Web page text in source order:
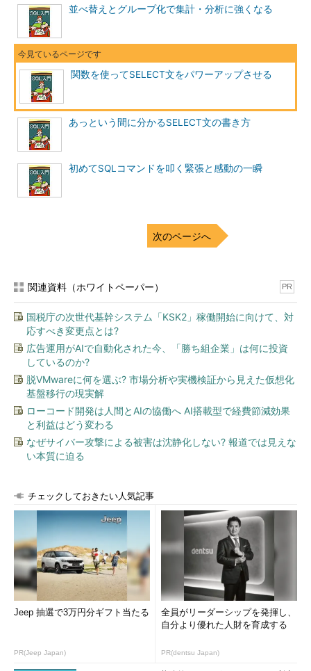
受注件数、といった合計行数を簡単に知ることができます。
次の例では、PRODUCTテーブルに含まれる商品数を調べてい
ます。
Production
商品数
引数として＊（アスタリスク）を指定していますが、これはす
を持つ行を集計から除外します。
Production .Product
-------
256
注：NULL値
NULL値とは認識できないデータ、適用でき
ないデータ、後から追加されるデータなど
を示しています。空の値あるいは0とは違い
ますので、注意が必要です。
AVG関数は、指定された列の平均値を返します。NULL値は無
視され、集計が行われます。
次の例では、ListPriceが0以上の列について、ListPriceの平均
値を求めています。
SELECT AVG ListPrice AS 平均販売単価
FROM
Production.Product
平均販売単価
並べ替えとグループ化で集計・分析に強くなる
関数を使ってSELECT文をパワーアップさせる
あっという間に分かるSELECT文の書き方
初めてSQLコマンドを叩く緊張と感動の一瞬
次のページへ
関連資料（ホワイトペーパー） PR
国税庁の次世代基幹システム「KSK2」稼働開始に向けて、対
応すべき変更点とは?
広告運用がAIで自動化された今、「勝ち組企業」は何に投資
しているのか?
脱VMwareに何を選ぶ? 市場分析や実機検証から見えた仮想化
基盤移行の現実解
ローコード開発は人間とAIの協働へ AI搭載型で経費節減効果
と利益はどう変わる
なぜサイバー攻撃による被害は沈静化しない? 報道では見えな
い本質に迫る
チェックしておきたい人気記事
Jeep 抽選で3万円分ギフト当たる
PR(Jeep Japan)
全員がリーダーシップを発揮し、
自分より優れた人財を育成する
PR(dentsu Japan)